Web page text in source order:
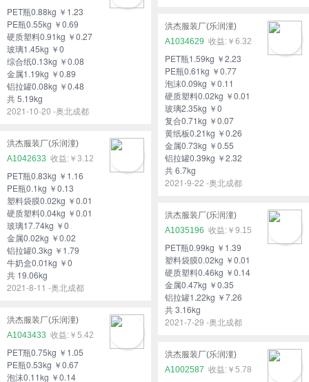
PET瓶0.88kg ￥1.23
PE瓶0.55kg ￥0.69
硬质塑料0.91kg ￥0.27
玻璃1.45kg ￥0
综合纸0.13kg ￥0.08
金属1.19kg ￥0.89
铝拉罐0.08kg ￥0.48
共 5.19kg
2021-10-20 -奥北成都
洪杰服装厂(乐润潼)
A1034629
￥6.32
PET瓶1.59kg ￥2.23
PE瓶0.61kg ￥0.77
泡沫0.09kg ￥0.11
硬质塑料0.02kg ￥0.01
玻璃2.35kg ￥0
复合0.71kg ￥0.07
黄纸板0.21kg ￥0.26
金属0.73kg ￥0.55
铝拉罐0.39kg ￥2.32
共 6.7kg
2021-9-22 -奥北成都
洪杰服装厂(乐润潼)
A1042633
￥3.12
PET瓶0.83kg ￥1.16
PE瓶0.1kg ￥0.13
塑料袋膜0.02kg ￥0.01
硬质塑料0.04kg ￥0.01
玻璃17.74kg ￥0
金属0.02kg ￥0.02
铝拉罐0.3kg ￥1.79
牛奶盒0.01kg ￥0
共 19.06kg
2021-8-11 -奥北成都
洪杰服装厂(乐润潼)
A1035196
￥9.15
PET瓶0.99kg ￥1.39
塑料袋膜0.02kg ￥0.01
硬质塑料0.46kg ￥0.14
金属0.47kg ￥0.35
铝拉罐1.22kg ￥7.26
共 3.16kg
2021-7-29 -奥北成都
洪杰服装厂(乐润潼)
A1043433
￥5.42
PET瓶0.75kg ￥1.05
PE瓶0.53kg ￥0.67
泡沫0.11kg ￥0.14
洪杰服装厂(乐润潼)
A1002587
￥5.78